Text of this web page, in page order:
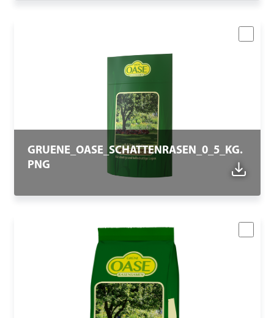
GRUENE_OASE_SCHATTENRASEN_0_5_KG.
PNG